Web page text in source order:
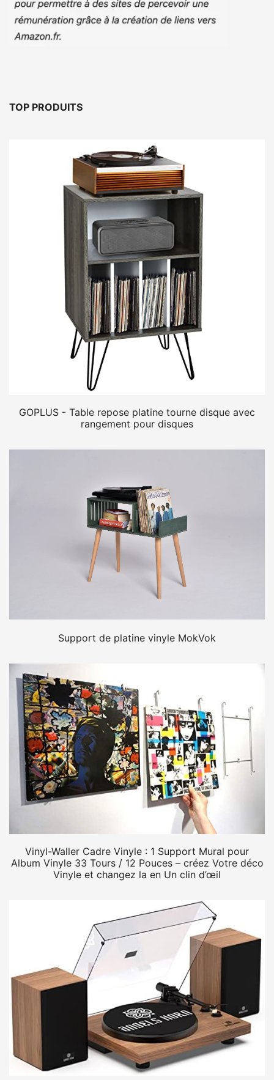
TOP PRODUITS
GOPLUS - Table repose platine tourne disque avec
rangement pour disques
Support de platine vinyle MokVok
Vinyl-Waller Cadre Vinyle : 1 Support Mural pour
Album Vinyle 33 Tours / 12 Pouces – créez Votre déco
Vinyle et changez la en Un clin d’œil